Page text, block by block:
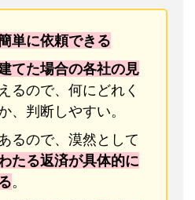
単に依頼できる
てた場合の各社の見
るので、何にどれく
、判断しやすい。
るので、漠然として
たる返済が具体的に
。